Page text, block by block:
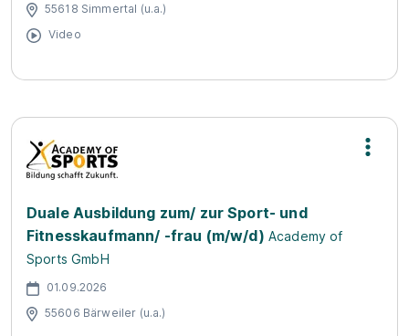
55618 Simmertal (u.a.)
Video
Duale Ausbildung zum/ zur Sport- und
Fitnesskaufmann/ -frau (m/w/d) Academy of
Sports GmbH
01.09.2026
55606 Bärweiler (u.a.)